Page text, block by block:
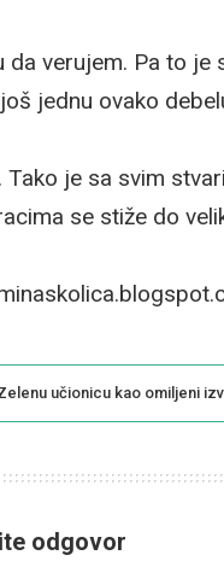
da verujem. Pa to
jednu ovako
Tako je sa svim
se stiže do
učionicu kao omiljeni
odgovor